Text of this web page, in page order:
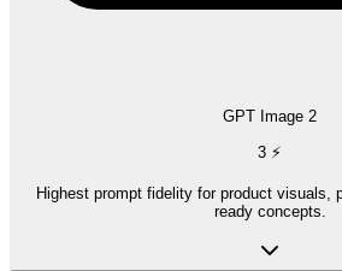
GPT Image 2
3 ⚡
Highest prompt fidelity for product visuals,
ready concepts.